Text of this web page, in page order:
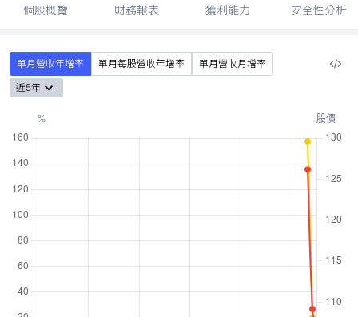
個股概覽 財務報表 獲利能力 安全性分析
單月營收年增率 單月每股營收年增率
單月營收月增率
近5年